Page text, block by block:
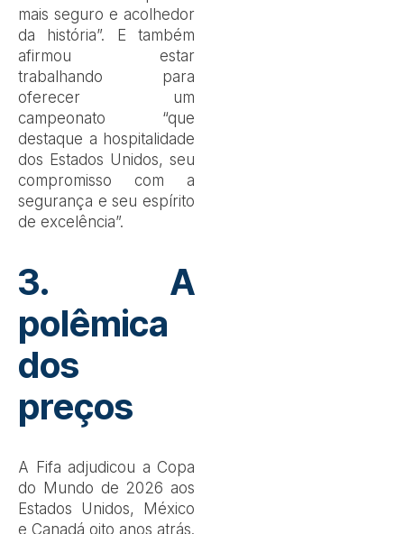
mais seguro e acolhedor
da história”. E também
afirmou estar
trabalhando para
oferecer um
campeonato “que
destaque a hospitalidade
dos Estados Unidos, seu
compromisso com a
segurança e seu espírito
de excelência”.
3. A
polêmica
dos
preços
A Fifa adjudicou a Copa
do Mundo de 2026 aos
Estados Unidos, México
e Canadá oito anos atrás.